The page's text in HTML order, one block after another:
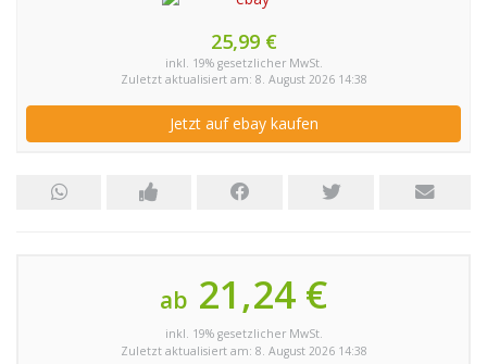
25,99 €
inkl. 19% gesetzlicher MwSt.
Zuletzt aktualisiert am: 8. August 2026 14:38
Jetzt auf ebay kaufen
ab 21,24 €
inkl. 19% gesetzlicher MwSt.
Zuletzt aktualisiert am: 8. August 2026 14:38